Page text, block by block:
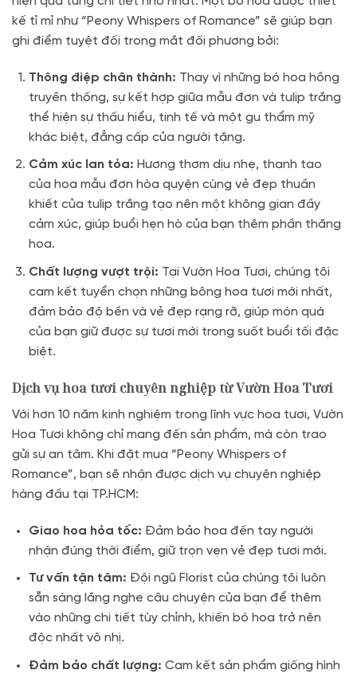
kế tỉ mỉ như “Peony Whispers of Romance” sẽ giúp bạn
ghi điểm tuyệt đối trong mắt đối phương bởi:
Thông điệp chân thành: Thay vì những bó hoa hồng
truyền thống, sự kết hợp giữa mẫu đơn và tulip trắng
thể hiện sự thấu hiểu, tinh tế và một gu thẩm mỹ
khác biệt, đẳng cấp của người tặng.
Cảm xúc lan tỏa: Hương thơm dịu nhẹ, thanh tao
của hoa mẫu đơn hòa quyện cùng vẻ đẹp thuần
khiết của tulip trắng tạo nên một không gian đầy
cảm xúc, giúp buổi hẹn hò của bạn thêm phần thăng
hoa.
Chất lượng vượt trội: Tại Vườn Hoa Tươi, chúng tôi
cam kết tuyển chọn những bông hoa tươi mới nhất,
đảm bảo độ bền và vẻ đẹp rạng rỡ, giúp món quà
của bạn giữ được sự tươi mới trong suốt buổi tối đặc
biệt.
Dịch vụ hoa tươi chuyên nghiệp từ Vườn Hoa Tươi
Với hơn 10 năm kinh nghiệm trong lĩnh vực hoa tươi, Vườn
Hoa Tươi không chỉ mang đến sản phẩm, mà còn trao
gửi sự an tâm. Khi đặt mua “Peony Whispers of
Romance”, bạn sẽ nhận được dịch vụ chuyên nghiệp
hàng đầu tại TP.HCM:
Giao hoa hỏa tốc: Đảm bảo hoa đến tay người
nhận đúng thời điểm, giữ trọn vẹn vẻ đẹp tươi mới.
Tư vấn tận tâm: Đội ngũ Florist của chúng tôi luôn
sẵn sàng lắng nghe câu chuyện của bạn để thêm
vào những chi tiết tùy chỉnh, khiến bó hoa trở nên
độc nhất vô nhị.
Đảm bảo chất lượng: Cam kết sản phẩm giống hình